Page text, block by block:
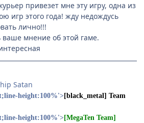
привезет мне эту игру, одна из
игр этого года! жду недождусь
лично!!!
мнение об этой гаме.
Satan
height:100%'>[black_metal] Team
height:100%'>[MegaTen Team]